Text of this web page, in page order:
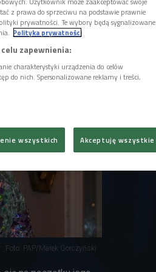
Foto: PAP/Marek Gorczyński
z prawa do sprzeciwu na podstawie prawnie
prywatności. Te wybory będą sygnalizowane
Polityka prywatności
zapewnienia:
charakterystyki urządzenia do celów
do nich. Spersonalizowane reklamy i treści,
wszystkich Akceptuję wszystkie